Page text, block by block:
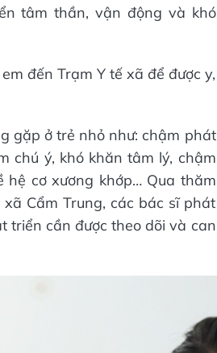
tâm thần, vận động và khó
đến Trạm Y tế xã để được y,
gặp ở trẻ nhỏ như: chậm phát
chú ý, khó khăn tâm lý, chậm
cơ xương khớp… Qua thăm
Cẩm Trung, các bác sĩ phát
triển cần được theo dõi và can